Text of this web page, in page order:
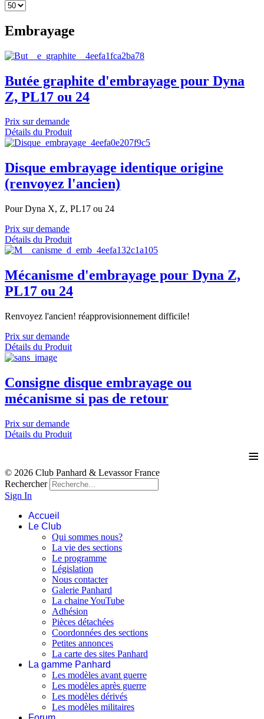
Embrayage
Butée graphite d'embrayage pour Dyna
Z, PL17 ou 24
Prix sur demande
Détails du Produit
Disque embrayage identique origine
(renvoyez l'ancien)
Pour Dyna X, Z, PL17 ou 24
Prix sur demande
Détails du Produit
Mécanisme d'embrayage pour Dyna Z,
PL17 ou 24
Renvoyez l'ancien! réapprovisionnement difficile!
Prix sur demande
Détails du Produit
Consigne disque embrayage ou
mécanisme si pas de retour
Prix sur demande
Détails du Produit
≡
© 2026 Club Panhard & Levassor France
Rechercher
Sign In
Accueil
Le Club
Qui sommes nous?
La vie des sections
Le programme
Législation
Nous contacter
Galerie Panhard
La chaine YouTube
Adhésion
Pièces détachées
Coordonnées des sections
Petites annonces
La carte des sites Panhard
La gamme Panhard
Les modèles avant guerre
Les modèles après guerre
Les modèles dérivés
Les modèles militaires